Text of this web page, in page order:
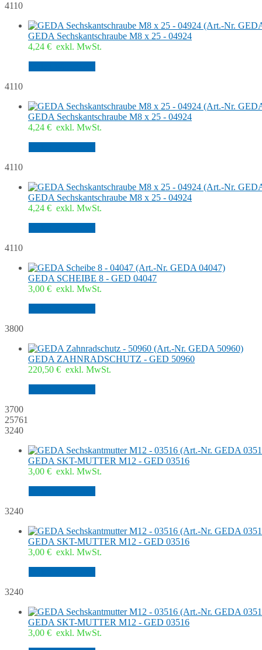
4110
GEDA Sechskantschraube M8 x 25 - 04924
4,24 € exkl. MwSt.
4110
GEDA Sechskantschraube M8 x 25 - 04924
4,24 € exkl. MwSt.
4110
GEDA Sechskantschraube M8 x 25 - 04924
4,24 € exkl. MwSt.
4110
GEDA SCHEIBE 8 - GED 04047
3,00 € exkl. MwSt.
3800
GEDA ZAHNRADSCHUTZ - GED 50960
220,50 € exkl. MwSt.
3700
25761
3240
GEDA SKT-MUTTER M12 - GED 03516
3,00 € exkl. MwSt.
3240
GEDA SKT-MUTTER M12 - GED 03516
3,00 € exkl. MwSt.
3240
GEDA SKT-MUTTER M12 - GED 03516
3,00 € exkl. MwSt.